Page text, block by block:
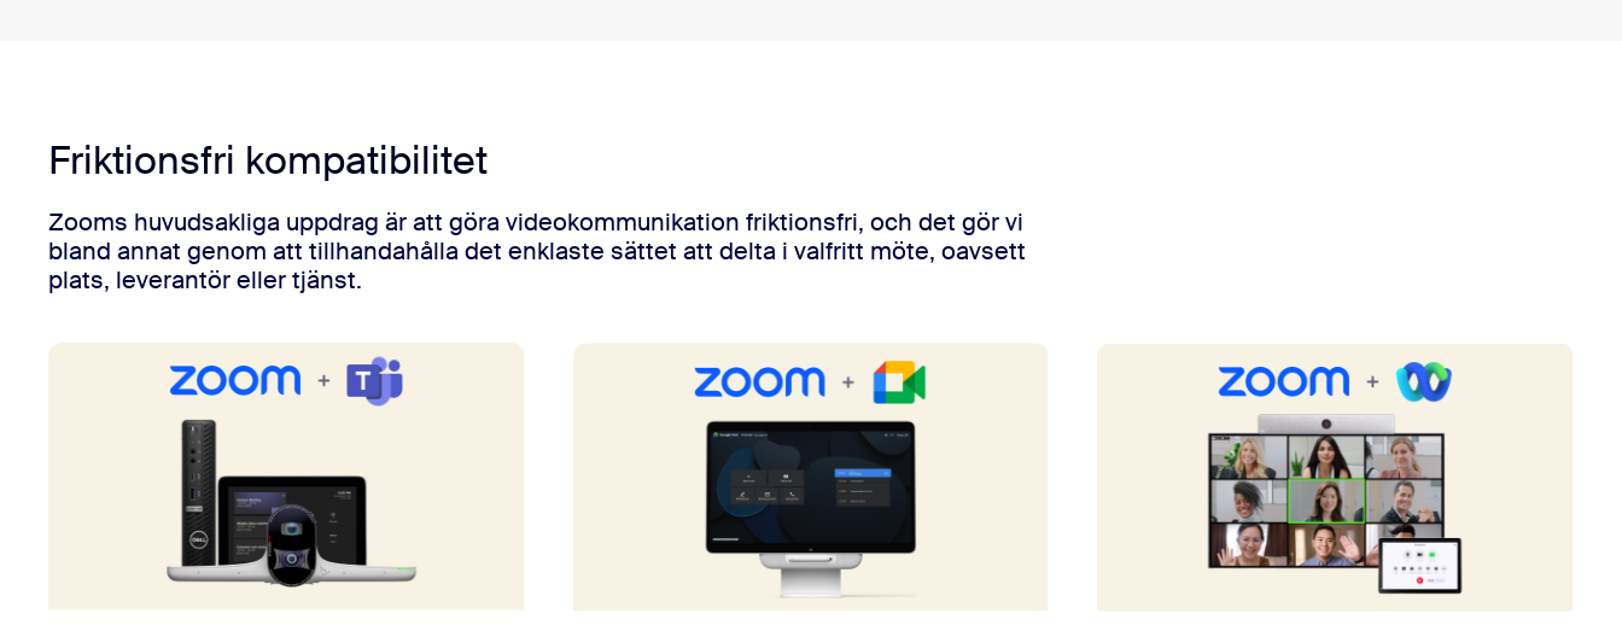
Friktionsfri kompatibilitet
Zooms huvudsakliga uppdrag är att göra videokommunikation friktionsfri, och det gör vi
bland annat genom att tillhandahålla det enklaste sättet att delta i valfritt möte, oavsett
plats, leverantör eller tjänst.